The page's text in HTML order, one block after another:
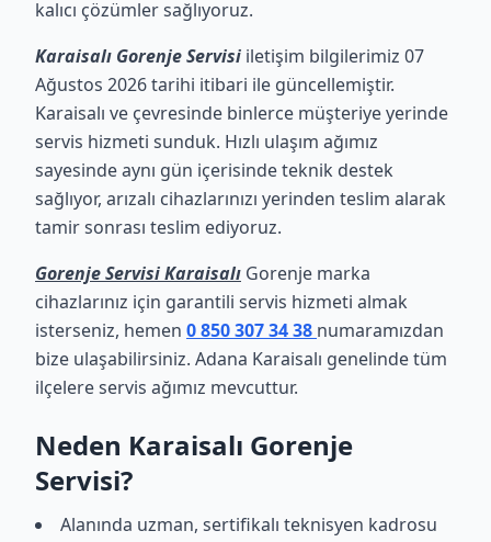
kalıcı çözümler sağlıyoruz.
Karaisalı Gorenje Servisi iletişim bilgilerimiz 07
Ağustos 2026 tarihi itibari ile güncellemiştir.
Karaisalı ve çevresinde binlerce müşteriye yerinde
servis hizmeti sunduk. Hızlı ulaşım ağımız
sayesinde aynı gün içerisinde teknik destek
sağlıyor, arızalı cihazlarınızı yerinden teslim alarak
tamir sonrası teslim ediyoruz.
Gorenje Servisi Karaisalı Gorenje marka
cihazlarınız için garantili servis hizmeti almak
isterseniz, hemen 0 850 307 34 38 numaramızdan
bize ulaşabilirsiniz. Adana Karaisalı genelinde tüm
ilçelere servis ağımız mevcuttur.
Neden Karaisalı Gorenje
Servisi?
Alanında uzman, sertifikalı teknisyen kadrosu